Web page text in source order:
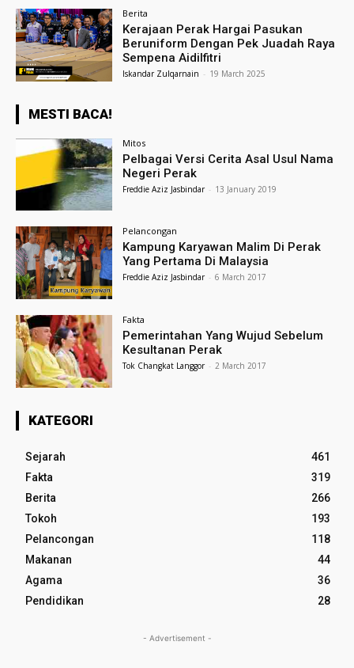
Berita
Kerajaan Perak Hargai Pasukan
Beruniform Dengan Pek Juadah Raya
Sempena Aidilfitri
Iskandar Zulqarnain - 19 March 2025
MESTI BACA!
Mitos
Pelbagai Versi Cerita Asal Usul Nama
Negeri Perak
Freddie Aziz Jasbindar - 13 January 2019
Pelancongan
Kampung Karyawan Malim Di Perak
Yang Pertama Di Malaysia
Freddie Aziz Jasbindar - 6 March 2017
Fakta
Pemerintahan Yang Wujud Sebelum
Kesultanan Perak
Tok Changkat Langgor - 2 March 2017
KATEGORI
Sejarah
461
Fakta
319
Berita
266
Tokoh
193
Pelancongan
118
Makanan
44
Agama
36
Pendidikan
28
- Advertisement -